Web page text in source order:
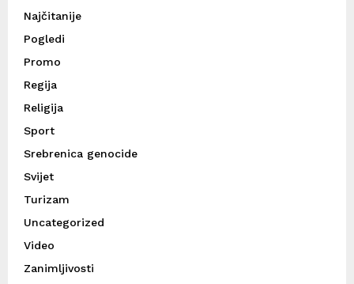
Najčitanije
Pogledi
Promo
Regija
Religija
Sport
Srebrenica genocide
Svijet
Turizam
Uncategorized
Video
Zanimljivosti